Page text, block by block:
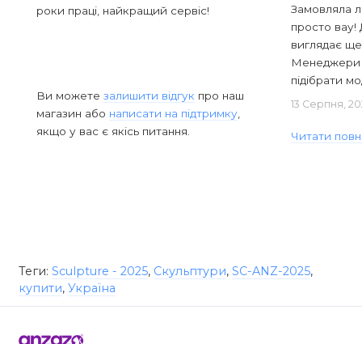
роки праці, найкращий сервіс!
Ви можете залишити відгук про наш
магазин або написати на підтримку,
якщо у вас є якісь питання.
Замовляла
просто вау!
виглядає
Менеджери
підібрати
13 Серпня,
Читати
Теги: Sculpture - 2025, Скульптури, SC-ANZ-2025,
купити, Україна